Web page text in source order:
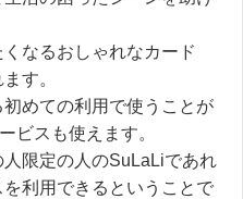
なるおしゃれなカード
す。
めての利用で使うことが
ビスも使えます。
限定の人のSuLaLiであれ
利用できるということで